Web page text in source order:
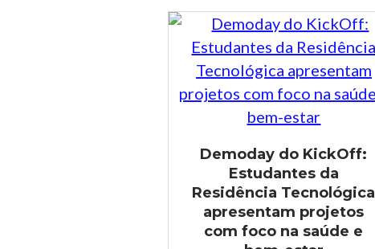
Demoday do KickOff:
Estudantes da
Residência Tecnológica
apresentam projetos
com foco na saúde e